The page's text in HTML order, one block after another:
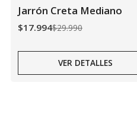
Agotado
Jarrón Creta Mediano
$17.994$29.990
VER DETALLES